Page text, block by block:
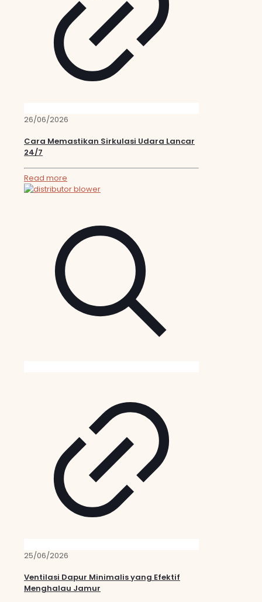
26/06/2026
Cara Memastikan Sirkulasi Udara Lancar
24/7
Read more
25/06/2026
Ventilasi Dapur Minimalis yang Efektif
Menghalau Jamur